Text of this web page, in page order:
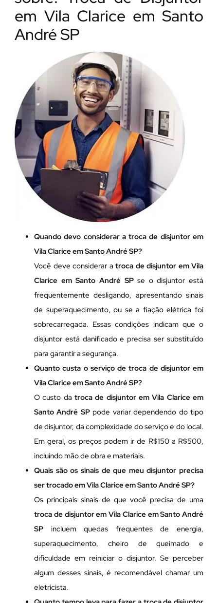
em Vila Clarice em Santo
André SP
Quando devo considerar a troca de disjuntor em
Vila Clarice em Santo André SP?
Você deve considerar a troca de disjuntor em Vila
Clarice em Santo André SPse o disjuntor está
frequentemente desligando, apresentando sinais
de superaquecimento, ou se a fiação elétrica foi
sobrecarregada. Essas condições indicam que o
disjuntor está danificado e precisa ser substituído
para garantir a segurança.
Quanto custa o serviço de troca de disjuntor em
Vila Clarice em Santo André SP?
O custo da troca de disjuntor em Vila Clarice em
Santo André SPpode variar dependendo do tipo
de disjuntor, da complexidade do serviço e do local.
Em geral, os preços podem ir de R$150 a R$500,
incluindo mão de obra e materiais.
Quais são os sinais de que meu disjuntor precisa
ser trocado em Vila Clarice em Santo André SP?
Os principais sinais de que você precisa de uma
troca de disjuntor em Vila Clarice em Santo André
SP incluem quedas frequentes de energia,
superaquecimento, cheiro de queimado e
dificuldade em reiniciar o disjuntor. Se perceber
algum desses sinais, é recomendável chamar um
eletricista.